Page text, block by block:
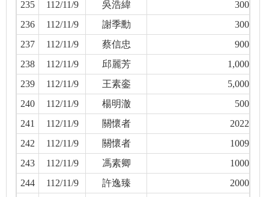
235
112/11/9 吳浩緯
300
236
112/11/9 謝季勳
300
237
112/11/9 蔡信忠
900
238
112/11/9 邱麗芳
1,000
239
112/11/9 王素銮
5,000
240
112/11/9 楊明澈
500
241
112/11/9 關懷者
2022
242
112/11/9 關懷者
1009
243
112/11/9 馮素卿
1000
244
112/11/9 許逸臻
2000